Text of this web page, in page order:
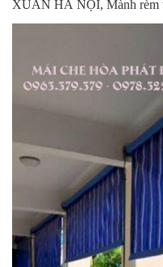
XUÂN HÀ NỘI, Mành rèm